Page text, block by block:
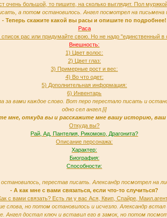
очень большой, то пишите, на сколько выглядит. Пол
а потом остановилось. Ангел посмотрел на письмена и
- Теперь скажите какой вы расы и опишите по подробнее!
Раса
список рас или придумайте свою. Но не надо "единственный в
Внешность:
1) Цвет волос:
2) Цвет глаз:
3) Примерные рост и вес:
4) Во что одет:
5) Дополнительная информация:
6) Инвентарь
за вами каждое слово. Вот перо перестало писать и
одно сел ангел.[i]
мне, откуда вы и расскажите мне вашу историю,
Откуда вы?
Рай, Ад, Пантелия, Рикомоко, Драгонита?
Описание персонажа:
Характер:
Биография:
Способности:
перестав писать. Александр посмотрел на
- А как мне с вами связаться, если что-то случиться?
с вами связать? Есть ли у вас Ася, Квип, Спайре,
слова, но потом остановилось и исчезло. Александр
Ангел достал ключ и вставил его в замок, но потом